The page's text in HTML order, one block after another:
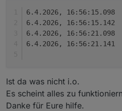
Ist da was nicht i.o.
Es scheint alles zu
Danke für Eure hilfe.